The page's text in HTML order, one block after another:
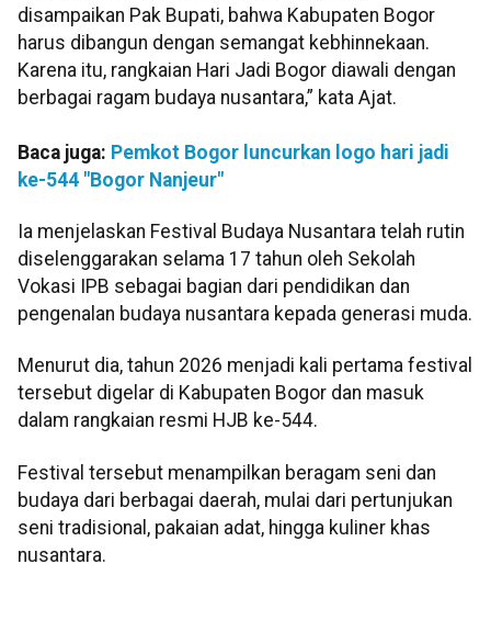
disampaikan Pak Bupati, bahwa Kabupaten Bogor
harus dibangun dengan semangat kebhinnekaan.
Karena itu, rangkaian Hari Jadi Bogor diawali dengan
berbagai ragam budaya nusantara,” kata Ajat.
Baca juga: Pemkot Bogor luncurkan logo hari jadi
ke-544 "Bogor Nanjeur"
Ia menjelaskan Festival Budaya Nusantara telah rutin
diselenggarakan selama 17 tahun oleh Sekolah
Vokasi IPB sebagai bagian dari pendidikan dan
pengenalan budaya nusantara kepada generasi muda.
Menurut dia, tahun 2026 menjadi kali pertama festival
tersebut digelar di Kabupaten Bogor dan masuk
dalam rangkaian resmi HJB ke-544.
Festival tersebut menampilkan beragam seni dan
budaya dari berbagai daerah, mulai dari pertunjukan
seni tradisional, pakaian adat, hingga kuliner khas
nusantara.